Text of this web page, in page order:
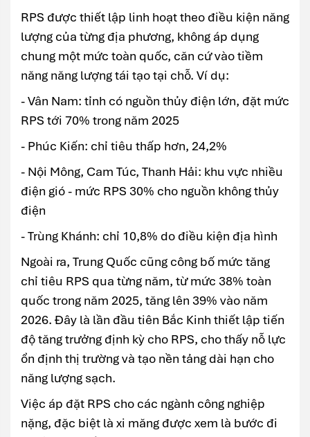
RPS được thiết lập linh hoạt theo điều kiện năng
lượng của từng địa phương, không áp dụng
chung một mức toàn quốc, căn cứ vào tiềm
năng năng lượng tái tạo tại chỗ. Ví dụ:
- Vân Nam: tỉnh có nguồn thủy điện lớn, đặt mức
RPS tới 70% trong năm 2025
- Phúc Kiến: chỉ tiêu thấp hơn, 24,2%
- Nội Mông, Cam Túc, Thanh Hải: khu vực nhiều
điện gió - mức RPS 30% cho nguồn không thủy
điện
- Trùng Khánh: chỉ 10,8% do điều kiện địa hình
Ngoài ra, Trung Quốc cũng công bố mức tăng
chỉ tiêu RPS qua từng năm, từ mức 38% toàn
quốc trong năm 2025, tăng lên 39% vào năm
2026. Đây là lần đầu tiên Bắc Kinh thiết lập tiến
độ tăng trưởng định kỳ cho RPS, cho thấy nỗ lực
ổn định thị trường và tạo nền tảng dài hạn cho
năng lượng sạch.
Việc áp đặt RPS cho các ngành công nghiệp
nặng, đặc biệt là xi măng được xem là bước đi